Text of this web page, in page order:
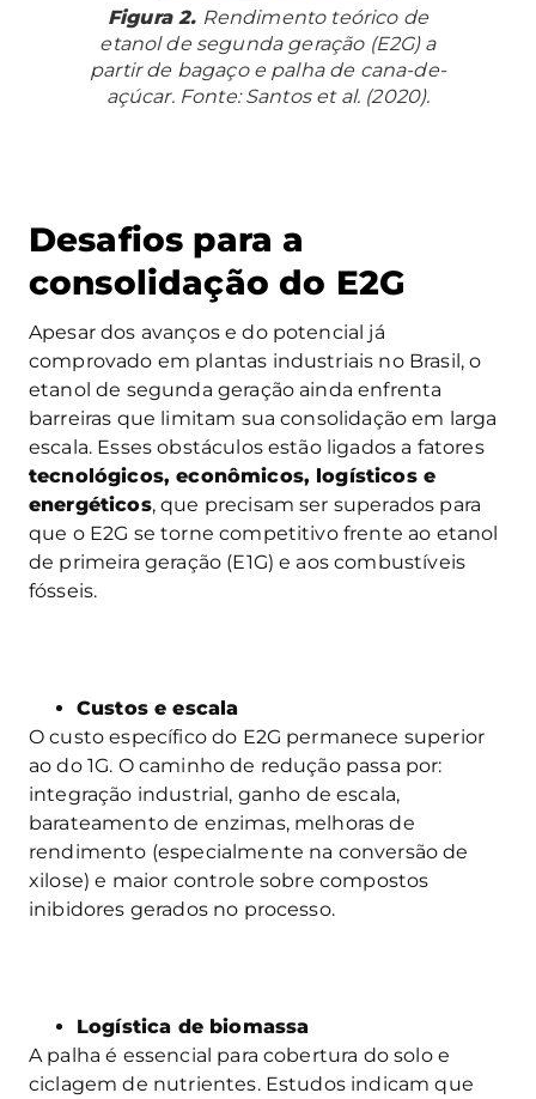
Figura 2. Rendimento teórico de
etanol de segunda geração (E2G) a
partir de bagaço e palha de cana-de-
açúcar. Fonte: Santos et al. (2020).
Desafios para a
consolidação do E2G
Apesar dos avanços e do potencial já
comprovado em plantas industriais no Brasil, o
etanol de segunda geração ainda enfrenta
barreiras que limitam sua consolidação em larga
escala. Esses obstáculos estão ligados a fatores
tecnológicos, econômicos, logísticos e
energéticos, que precisam ser superados para
que o E2G se torne competitivo frente ao etanol
de primeira geração (E1G) e aos combustíveis
fósseis.
Custos e escala
O custo específico do E2G permanece superior
ao do 1G. O caminho de redução passa por:
integração industrial, ganho de escala,
barateamento de enzimas, melhoras de
rendimento (especialmente na conversão de
xilose) e maior controle sobre compostos
inibidores gerados no processo.
Logística de biomassa
A palha é essencial para cobertura do solo e
ciclagem de nutrientes. Estudos indicam que